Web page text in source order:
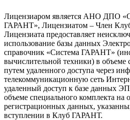
Лицензиаром является АНО ДПО
ГАРАНТ», Лицензиатом – Член
Лицензиата предоставляет
использование базы данных
справочник «Система ГАРАНТ»
вычислительной техники) в объеме
путем удаленного доступа через
телекоммуникационную сеть
удаленный доступ к базе данных
объеме специального комплекта на
регистрационных данных,
вступлении в Клуб ГАРАНТ.